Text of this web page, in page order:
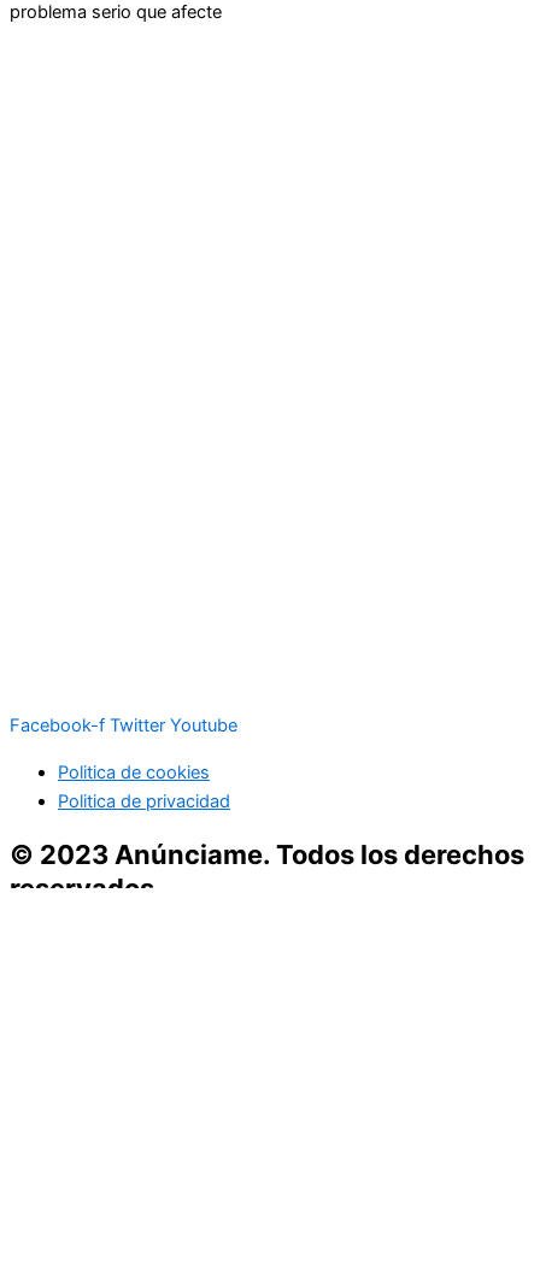
problema serio que afecte
Facebook-f Twitter Youtube
Politica de cookies
Politica de privacidad
© 2023 Anúnciame. Todos los derechos
reservados